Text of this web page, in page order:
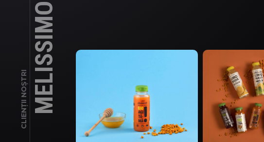
CLIENȚII NOȘTRIMELISSIMO